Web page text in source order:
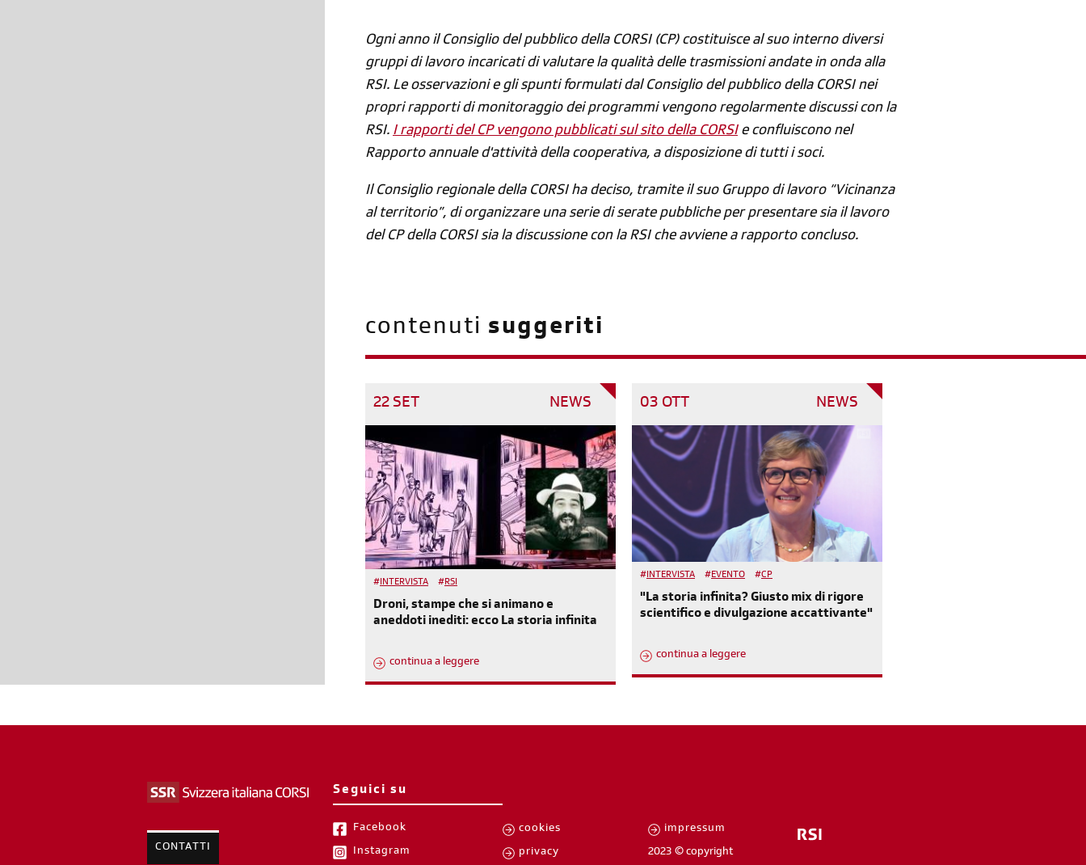
Ogni anno il Consiglio del pubblico della CORSI (CP) costituisce al suo interno diversi
gruppi di lavoro incaricati di valutare la qualità delle trasmissioni andate in onda alla
RSI. Le osservazioni e gli spunti formulati dal Consiglio del pubblico della CORSI nei
propri rapporti di monitoraggio dei programmi vengono regolarmente discussi con la
RSI. I rapporti del CP vengono pubblicati sul sito della CORSIe confluiscono nel
Rapporto annuale d'attività della cooperativa, a disposizione di tutti i soci.
Il Consiglio regionale della CORSI ha deciso, tramite il suo Gruppo di lavoro “Vicinanza
al territorio”, di organizzare una serie di serate pubbliche per presentare sia il lavoro
del CP della CORSI sia la discussione con la RSI che avviene a rapporto concluso.
contenuti suggeriti
22 SET NEWS
#INTERVISTA #RSI
Droni, stampe che si animano e
aneddoti inediti: ecco La storia infinita
continua a leggere
03 OTT NEWS
#INTERVISTA #EVENTO #CP
"La storia infinita? Giusto mix di rigore
scientifico e divulgazione accattivante"
continua a leggere
CONTATTI
Seguici su
Facebook
Instagram
cookies
privacy
impressum
2023 © copyright